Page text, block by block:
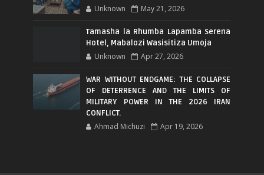
Unknown May 21, 2026
Tamasha la Rhumba Lapamba Serena
Hotel, Mabalozi Wasisitiza Umoja
Unknown Apr 27, 2026
WAR WITHOUT ENDGAME: THE COLLAPSE
OF DETERRENCE AND THE LIMITS OF
MILITARY POWER IN THE 2026 IRAN
CONFLICT.
Ahmad Michuzi Apr 19, 2026